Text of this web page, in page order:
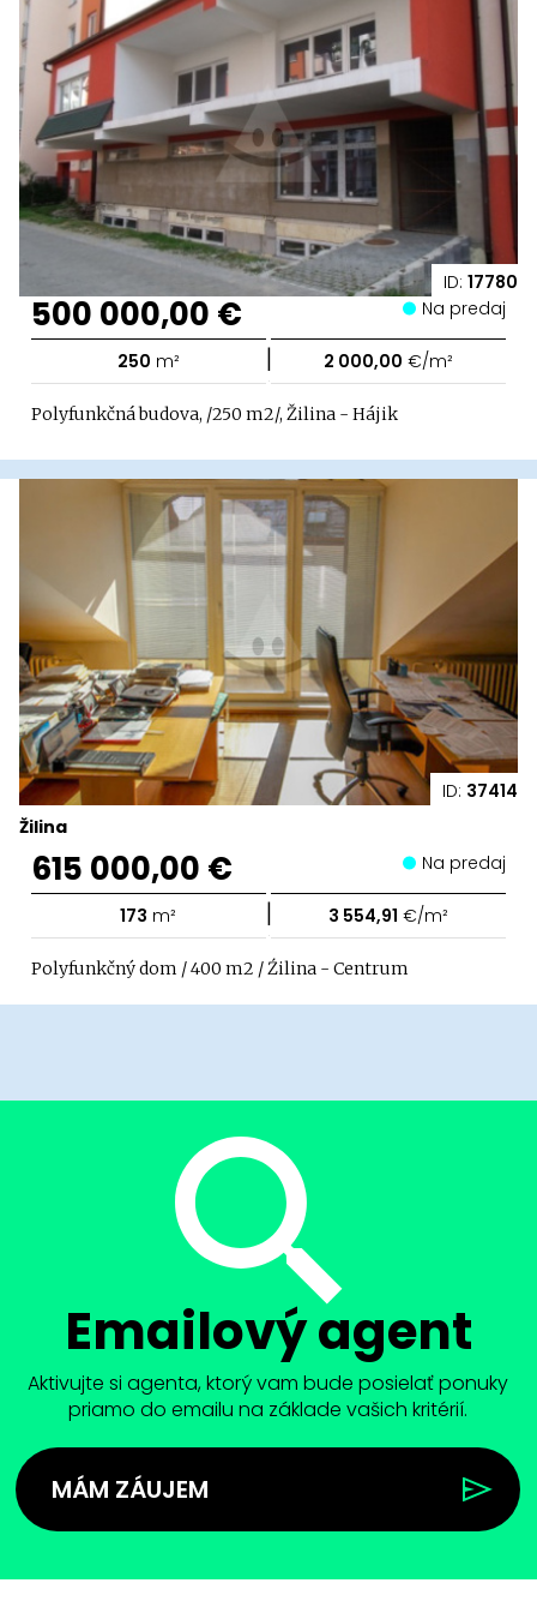
ID: 17780
500 000,00 € Na predaj
250 m² | 2 000,00 €/m²
Polyfunkčná budova, /250 m2/, Žilina - Hájik
ID: 37414
Žilina
615 000,00 € Na predaj
173 m² | 3 554,91 €/m²
Polyfunkčný dom / 400 m2 / Źilina - Centrum
Emailový agent
Aktivujte si agenta, ktorý vam bude posielať ponuky
priamo do emailu na základe vašich kritérií.
MÁM ZÁUJEM